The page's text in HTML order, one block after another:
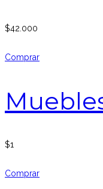
$42.000
Comprar
$1
Comprar